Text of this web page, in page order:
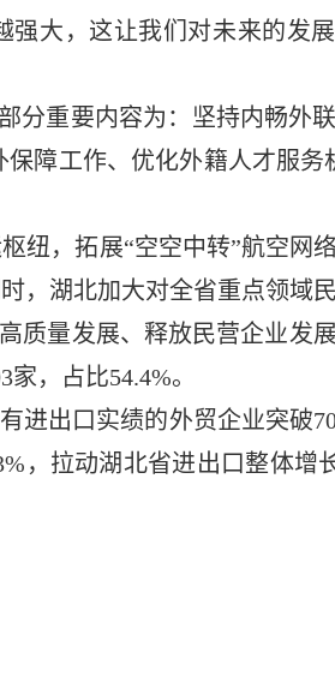
强大，这让我们对未来的发
分重要内容为：坚持内畅外
障工作、优化外籍人才服务
纽，拓展“空空中转”航空网
，湖北加大对全省重点领域
质量发展、释放民营企业发
，占比54.4%。
进出口实绩的外贸企业突破
，拉动湖北省进出口整体增